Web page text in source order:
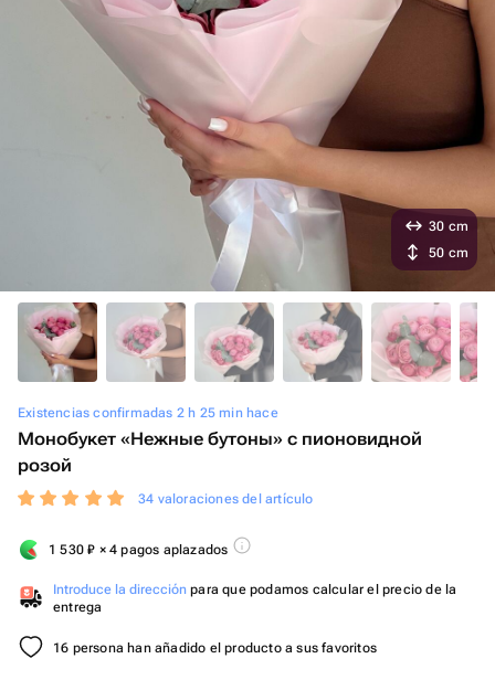
Existencias confirmadas 2 h 25 min hace
Монобукет «Нежные бутоны» с пионовидной
розой
34 valoraciones del artículo
1 530₽ × 4 pagos aplazados
Introduce la dirección para que podamos calcular el precio de la
entrega
16 persona han añadido el producto a sus favoritos
30 cm
50 cm